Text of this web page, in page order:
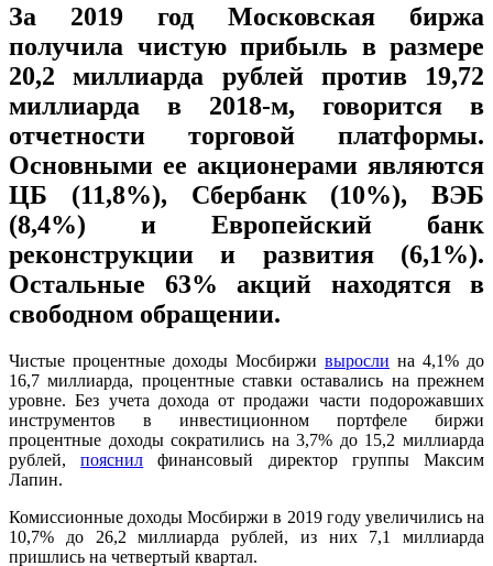
За 2019 год Московская биржа
получила чистую прибыль в размере
20,2 миллиарда рублей против 19,72
миллиарда в 2018-м, говорится в
отчетности торговой платформы.
Основными ее акционерами являются
ЦБ (11,8%), Cбербанк (10%), ВЭБ
(8,4%) и Европейский банк
реконструкции и развития (6,1%).
Остальные 63% акций находятся в
свободном обращении.
Чистые процентные доходы Мосбиржи выросли на 4,1% до
16,7 миллиарда, процентные ставки оставались на прежнем
уровне. Без учета дохода от продажи части подорожавших
инструментов в инвестиционном портфеле биржи
процентные доходы сократились на 3,7% до 15,2 миллиарда
рублей,пояснил финансовый директор группы Максим
Лапин.
Комиссионные доходы Мосбиржи в 2019 году увеличились на
10,7% до 26,2 миллиарда рублей, из них 7,1 миллиарда
пришлись на четвертый квартал.